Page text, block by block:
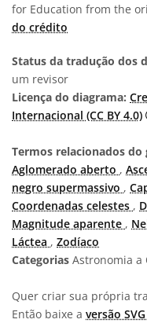
for Education from the
do crédito
Status da tradução dos
um revisor
Licença do diagrama:
Internacional (CC BY 4.0)
Termos relacionados do
Aglomerado aberto ,
negro supermassivo ,
Coordenadas celestes ,
Magnitude aparente ,
Láctea , Zodíaco
Categorias Astronomia a
Quer criar sua própria
Então baixe a versão